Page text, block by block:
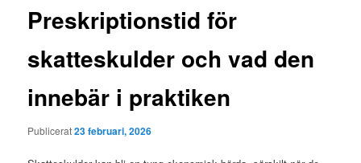
Preskriptionstid för
skatteskulder och vad den
innebär i praktiken
Publicerat23 februari, 2026